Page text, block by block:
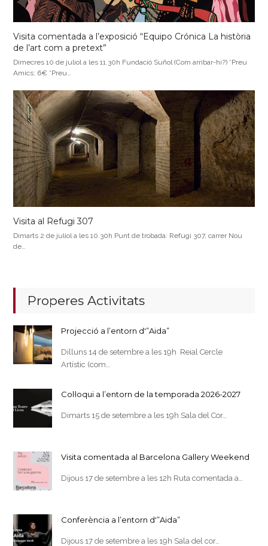
Visita comentada a l’exposició “Equipo Crónica La història
de l’art com a pretext”
Dimecres 10 de juliol a les 11.30h Fundació Suñol (Com arribar-hi?) *Preu
Amics: 6€ *Preu…
Visita al Refugi 307
Dimarts 2 de juliol a les 10.30h Punt de trobada: Refugi 307, carrer Nou
de…
Properes Activitats
Projecció a l’entorn d'”Aida”
Dilluns 14 de setembre a les 19h Reial Cercle
Artístic (com…
Col·loqui a l’entorn de la temporada 2026-2027
Dimarts 15 de setembre a les 19h Sala del Cor…
Visita comentada al Barcelona Gallery Weekend
Dijous 17 de setembre a les 12h Ruta comentada a…
Conferència a l’entorn d'”Aida”
Dijous 17 de setembre a les 19h Sala del cor…